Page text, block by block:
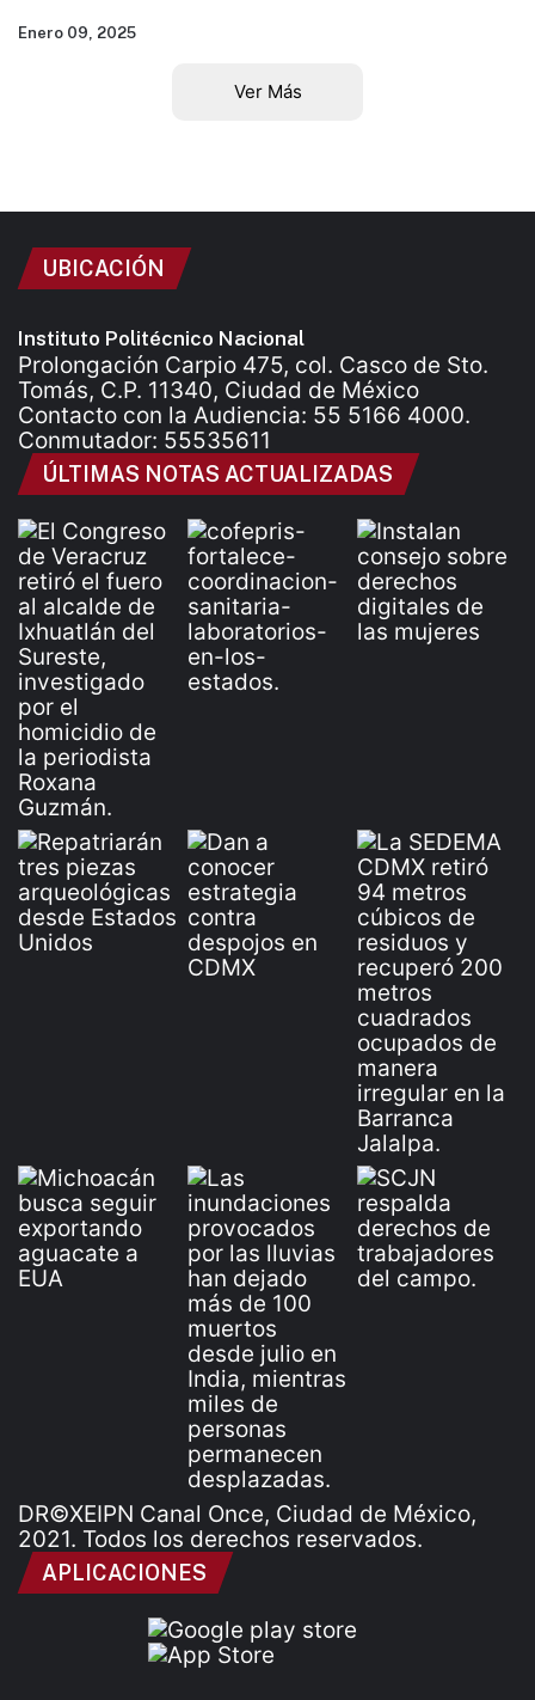
Enero 09, 2025
Ver Más
UBICACIÓN
Instituto Politécnico Nacional
Prolongación Carpio 475, col. Casco de Sto.
Tomás, C.P. 11340, Ciudad de México
Contacto con la Audiencia: 55 5166 4000.
Conmutador: 55535611
ÚLTIMAS NOTAS ACTUALIZADAS
DR©XEIPN Canal Once, Ciudad de México,
2021. Todos los derechos reservados.
APLICACIONES